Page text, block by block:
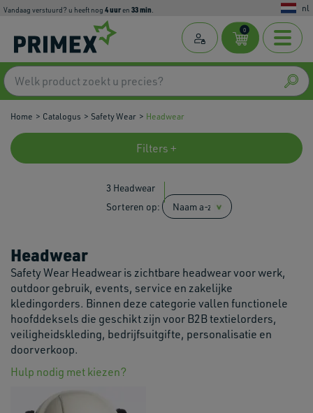
Vandaag verstuurd? u heeft nog 4uuren 33min nl
0
Home Catalogus Safety Wear Headwear
Filters +
3 Headwear
Sorteren op:
Headwear
Safety Wear Headwear is zichtbare headwear voor werk,
outdoor gebruik, events, service en zakelijke
kledingorders. Binnen deze categorie vallen functionele
hoofddeksels die geschikt zijn voor B2B textielorders,
veiligheidskleding, bedrijfsuitgifte, personalisatie en
doorverkoop.
Hulp nodig met kiezen?